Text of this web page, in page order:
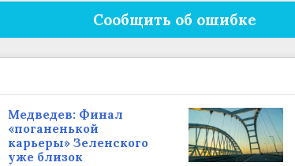
Сообщить об ошибке
Медведев: Финал
«поганенькой
карьеры» Зеленского
уже близок